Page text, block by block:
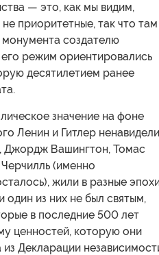
— это, как мы видим,
приоритетные, так что там
монумента создателю
режим ориентировались
десятилетием ранее
значение на фоне
Ленин и Гитлер
Джордж Вашингтон, Томас
(именно
жили в разные
один из них не был святым,
в последние 500 лет
ценностей, которую они
Декларации